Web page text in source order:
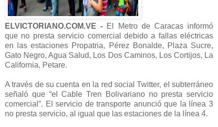
ELVICTORIANO.COM.VE - El Metro de Caracas informó
que no presta servicio comercial debido a fallas eléctricas
en las estaciones Propatria, Pérez Bonalde, Plaza Sucre,
Gato Negro, Agua Salud, Los Dos Caminos, Los Cortijos, La
California, Petare.
A través de su cuenta en la red social Twitter, el subterráneo
señaló que “el Cable Tren Bolivariano no presta servicio
comercial”. El servicio de transporte anunció que la línea 3
no presta servicio, al igual que las estaciones de la línea 4.